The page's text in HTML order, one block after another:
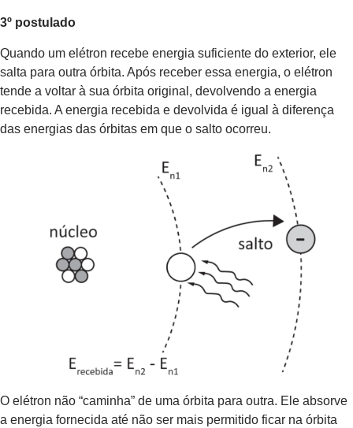
3º postulado
Quando um elétron recebe energia suficiente do exterior, ele
salta para outra órbita. Após receber essa energia, o elétron
tende a voltar à sua órbita original, devolvendo a energia
recebida. A energia recebida e devolvida é igual à diferença
das energias das órbitas em que o salto ocorreu.
O elétron não “caminha” de uma órbita para outra. Ele absorve
a energia fornecida até não ser mais permitido ficar na órbita